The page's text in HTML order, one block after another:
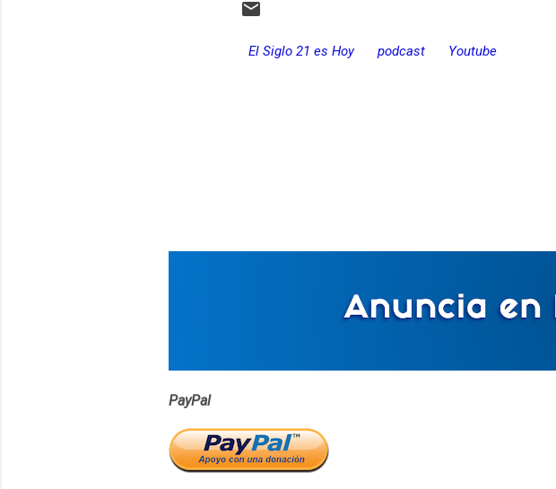
El Siglo 21 es Hoy podcast Youtube
a
PayPal